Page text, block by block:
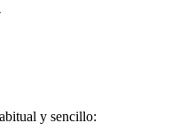
y sencillo: